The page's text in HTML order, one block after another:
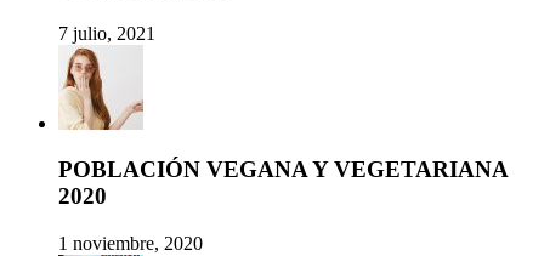
7 julio, 2021
POBLACIÓN VEGANA Y VEGETARIANA
2020
1 noviembre, 2020